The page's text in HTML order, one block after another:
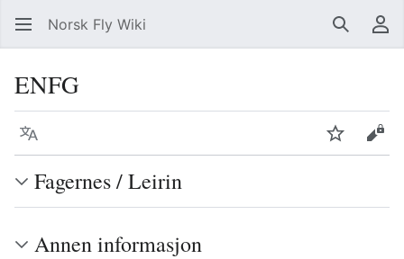
Norsk Fly Wiki Søk
ENFG
Språk OvervåkVis
Fagernes / Leirin
Annen informasjon